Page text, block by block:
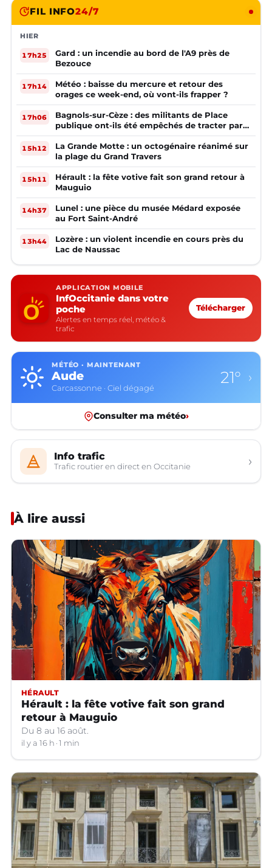
FIL INFO24/7
HIER
17h25
Gard : un incendie au bord de l'A9 près de
Bezouce
17h14
Météo : baisse du mercure et retour des
orages ce week-end, où vont-ils frapper ?
17h06
Bagnols-sur-Cèze : des militants de Place
publique ont-ils été empêchés de tracter par
la mairie ?
15h12
La Grande Motte : un octogénaire réanimé sur
la plage du Grand Travers
15h11
Hérault : la fête votive fait son grand retour à
Mauguio
14h37
Lunel : une pièce du musée Médard exposée
au Fort Saint-André
13h44
Lozère : un violent incendie en cours près du
Lac de Naussac
APPLICATION MOBILE
InfOccitanie dans votre
poche
Alertes en temps réel, météo &
trafic
Télécharger
MÉTÉO · MAINTENANT
Aude
Carcassonne · Ciel dégagé
21° ›
Consulter ma météo›
Info trafic
Trafic routier en direct en Occitanie ›
À lire aussi
HÉRAULT
Hérault : la fête votive fait son grand
retour à Mauguio
Du 8 au 16 août.
il y a 16 h 1 min